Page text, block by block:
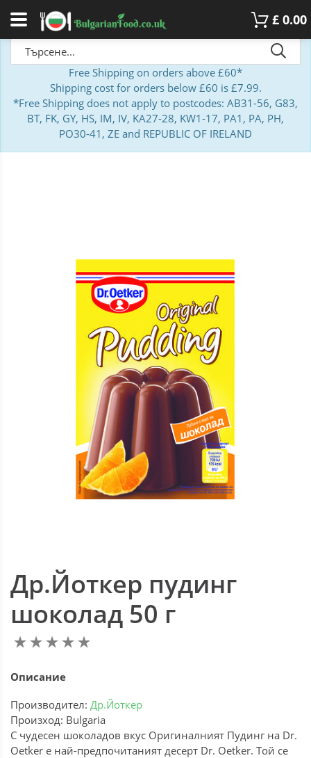
£ 0.00
Free Shipping on orders above £60*
Shipping cost for orders below £60 is £7.99.
*Free Shipping does not apply to postcodes: AB31-56, G83,
BT, FK, GY, HS, IM, IV, KA27-28, KW1-17, PA1, PA, PH,
PO30-41, ZE and REPUBLIC OF IRELAND
Др.Йоткер пудинг
шоколад 50 г
Описание
Производител: Др.Йоткер
Произход: Bulgaria
С чудесен шоколадов вкус Оригиналният Пудинг на Dr.
Oetker е най-предпочитаният десерт Dr. Oetker. Той се